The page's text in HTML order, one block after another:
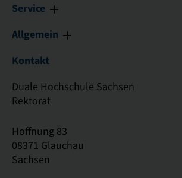
Service
Allgemein
Kontakt
Duale Hochschule Sachsen
Rektorat
Hoffnung 83
08371 Glauchau
Sachsen